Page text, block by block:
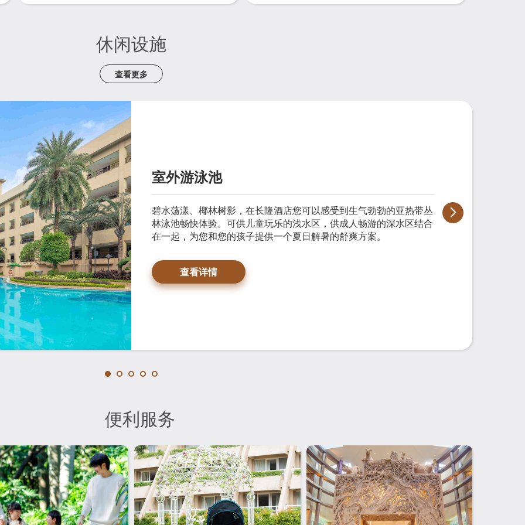
休闲设施
查看更多
室外游泳池
碧水荡漾、椰林树影，在长隆酒店您可以感受到生气勃勃的亚热带丛
林泳池畅快体验。可供儿童玩乐的浅水区，供成人畅游的深水区结合
在一起，为您和您的孩子提供一个夏日解暑的舒爽方案。
查看详情
便利服务